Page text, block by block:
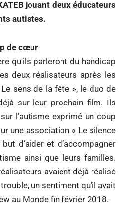
jouant deux éducateurs
autistes.
de cœur
qu'ils parleront du handicap
deux réalisateurs après les
sens de la fête », le duo de
sur leur prochain film. Ils
l’autisme exprimé un coup
une association « Le silence
d’aider et d’accompagner
ainsi que leurs familles.
avaient déjà réalisé
un sentiment qu’il avait
au Monde fin février 2018.